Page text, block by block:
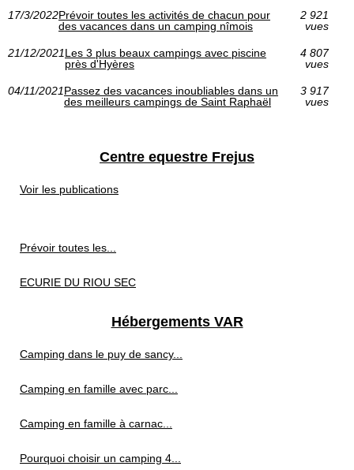
17/3/2022Prévoir toutes les activités de chacun pour
des vacances dans un camping nîmois
2 921
vues
21/12/2021Les 3 plus beaux campings avec piscine
près d'Hyères
4 807
vues
04/11/2021Passez des vacances inoubliables dans un
des meilleurs campings de Saint Raphaël
3 917
vues
Centre equestre Frejus
Voir les publications
Prévoir toutes les...
ECURIE DU RIOU SEC
Hébergements VAR
Camping dans le puy de sancy...
Camping en famille avec parc...
Camping en famille à carnac...
Pourquoi choisir un camping 4...